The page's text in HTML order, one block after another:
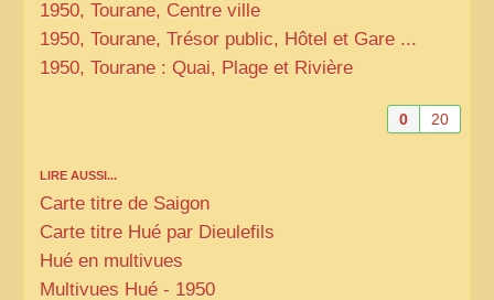
1950, Tourane, Centre ville
1950, Tourane, Trésor public, Hôtel et Gare ...
1950, Tourane : Quai, Plage et Rivière
0 20
LIRE AUSSI...
Carte titre de Saigon
Carte titre Hué par Dieulefils
Hué en multivues
Multivues Hué - 1950